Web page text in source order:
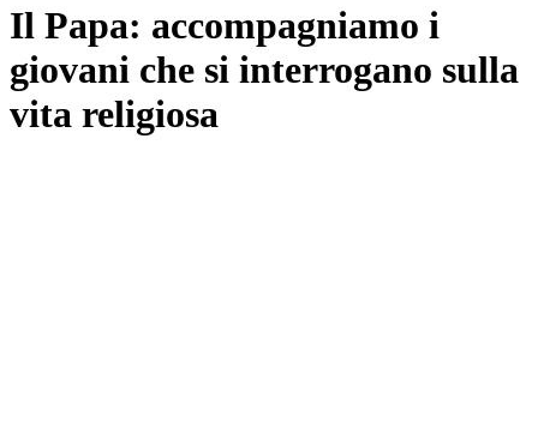
Il Papa: accompagniamo i
giovani che si interrogano sulla
vita religiosa